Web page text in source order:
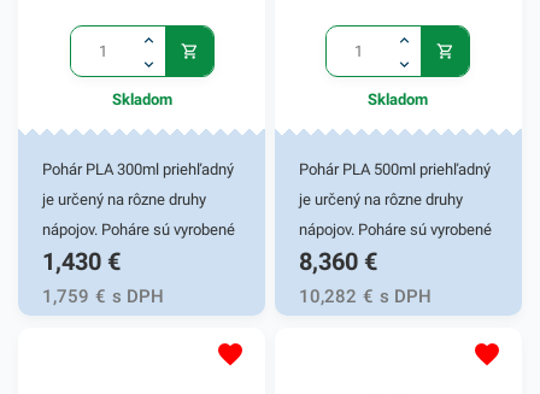
Skladom
Pohár PLA 300ml priehľadný
je určený na rôzne druhy
nápojov. Poháre sú vyrobené
z pevného PLA bioplastu,
vďaka čomu majú vysokú
odolnosť do 40 °C a
1,430 €
1,759 € s DPH
Skladom
Pohár PLA 500ml priehľadný
je určený na rôzne druhy
nápojov. Poháre sú vyrobené
z pevného PLA bioplastu,
vďaka čomu majú vysokú
odolnosť do 40 °C a
8,360 €
10,282 € s DPH